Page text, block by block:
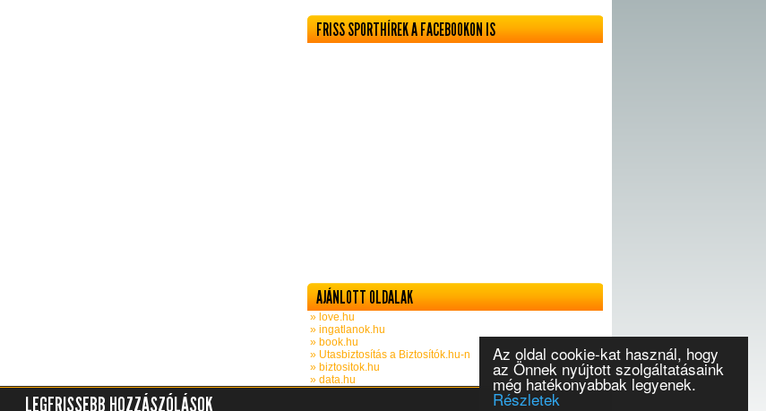
Az oldal cookie-kat használ, hogy
az Önnek nyújtott szolgáltatásaink
még hatékonyabbak legyenek.
Részletek
FRISS SPORTHÍREK A FACEBOOKON IS
AJÁNLOTT OLDALAK
» love.hu
» ingatlanok.hu
» book.hu
» Utasbiztosítás a Biztosítók.hu-n
» biztositok.hu
» data.hu
LEGFRISSEBB HOZZÁSZÓLÁSOK